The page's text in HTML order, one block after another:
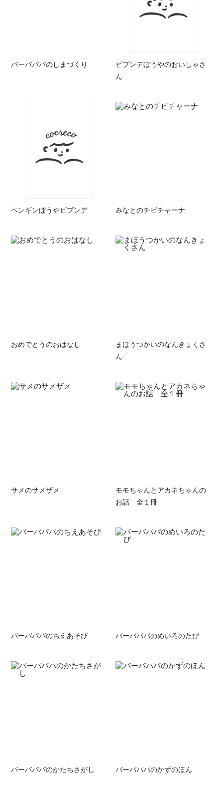
バーバパパのしまづくり
ビブンデぼうやのおいしゃさ
ん
ペンギンぼうやビブンデ みなとのチビチャーナ
おめでとうのおはなし
まほうつかいのなんきょくさ
ん
サメのサメザメ
モモちゃんとアカネちゃんの
お話 全１冊
バーバパパのちえあそび バーバパパのめいろのたび
バーバパパのかたちさがし バーバパパのかずのほん